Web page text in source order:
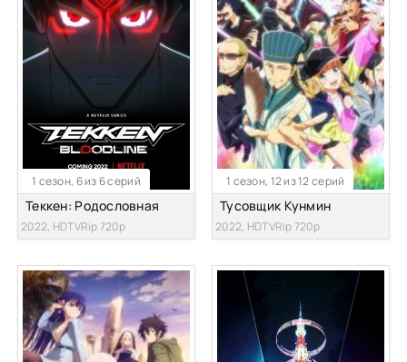
1 сезон, 6 из 6 серий
Теккен: Родословная
2022, HDTVRip 720p
1 сезон, 12 из 12 серий
Тусовщик Кунмин
2022, HDTVRip 720p